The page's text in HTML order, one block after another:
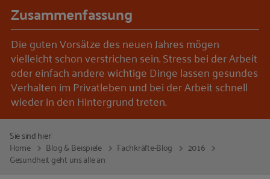
Zusammenfassung
Die guten Vorsätze des neuen Jahres mögen
vielleicht schon verstrichen sein. Stress bei der Arbeit
oder einfach andere wichtige Dinge lassen gesundes
Verhalten im Privatleben und bei der Arbeit schnell
wieder in den Hintergrund treten.
Sie sind hier:
Home
Blog & Beispiele Fachkräfte-Blog
2016
Gesundheit geht uns alle an